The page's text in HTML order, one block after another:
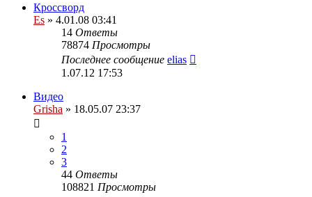
Кроссворд
Es » 4.01.08 03:41
14 Ответы
78874 Просмотры
Последнее сообщение elias
1.07.12 17:53
Видео
Grisha » 18.05.07 23:37
1
2
3
44 Ответы
108821 Просмотры